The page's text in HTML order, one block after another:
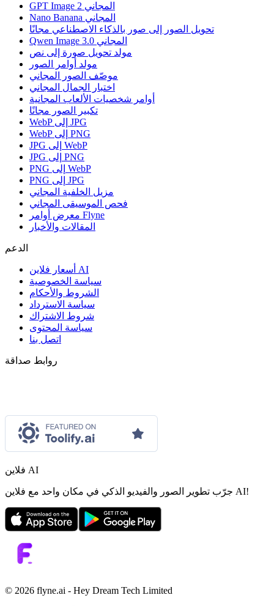
GPT Image 2 المجاني
Nano Banana المجاني
تحويل الصور إلى صور بالذكاء الاصطناعي مجانًا
Qwen Image 3.0 المجاني
مولد تحويل صورة إلى نص
مولد أوامر الصور
موصّف الصور المجاني
اختبار الجمال المجاني
أوامر شخصيات الألعاب المجانية
تكبير الصور مجانًا
WebP إلى JPG
WebP إلى PNG
JPG إلى WebP
JPG إلى PNG
PNG إلى WebP
PNG إلى JPG
مزيل الخلفية المجاني
فحص الموسيقى المجاني
معرض أوامر Flyne
المقالات والأخبار
الدعم
أسعار فلاين AI
سياسة الخصوصية
الشروط والأحكام
سياسة الاسترداد
شروط الاشتراك
سياسة المحتوى
اتصل بنا
روابط صداقة
فلاين AI
جرّب تطوير الصور والفيديو الذكي في مكان واحد مع فلاين AI!
©️ 2026 flyne.ai - Hey Dream Tech Limited